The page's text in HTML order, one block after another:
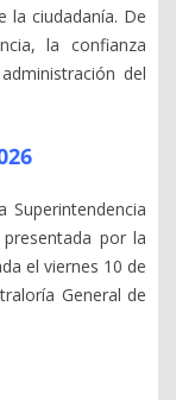
la ciudadanía. De
la confianza
del
Superintendencia
por la
el viernes 10 de
General de